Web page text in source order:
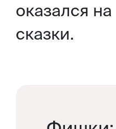
оказался
сказки.